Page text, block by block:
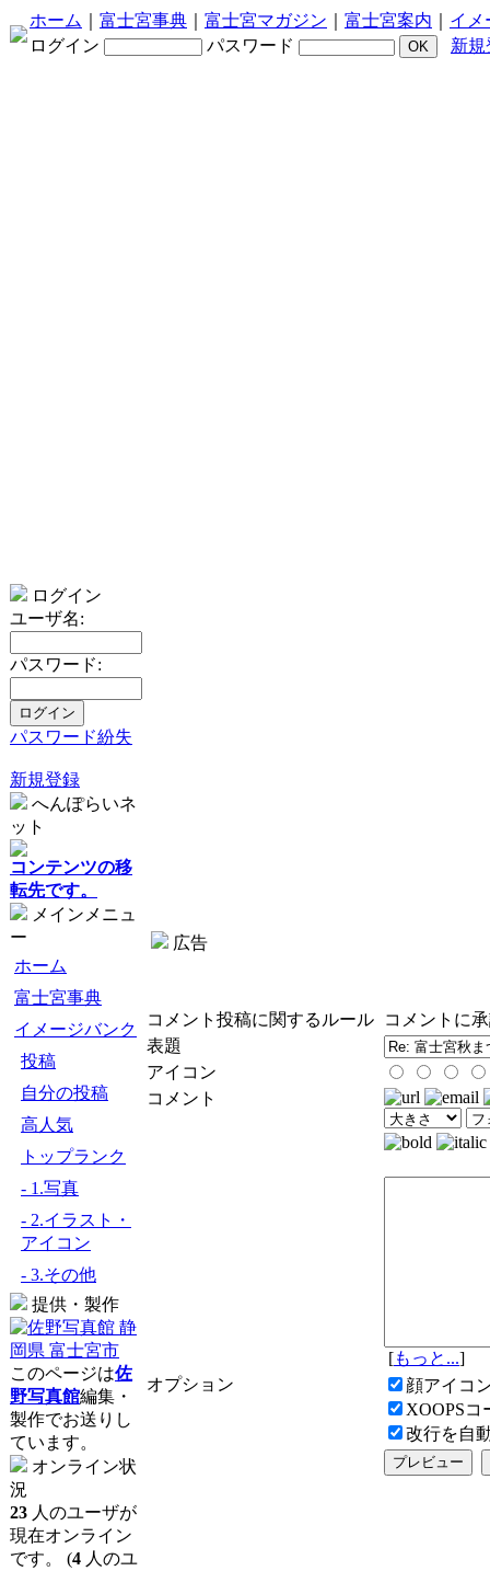
ホーム 富士宮事典 富士宮マガジン 富士宮案内
イメ
ログイン
パスワード 新規
ログイン
ユーザ名:
パスワード:
パスワード紛失
新規登録
へんぽらいネ
ット
コンテンツの移
転先です。
メインメニュ
ー
ホーム
富士宮事典
イメージバンク
投稿
自分の投稿
高人気
トップランク
- 1.写真
- 2.イラスト・
アイコン
- 3.その他
提供・製作
このページは佐
野写真館編集・
製作でお送りし
ています。
オンライン状
況
23 人のユーザが
現在オンライン
です。 (4 人のユ
広告
コメント投稿に関するルール
コメントに
表題
アイコン
コメント
[もっと...]
オプション
顔アイコ
XOOPSコ
改行を自